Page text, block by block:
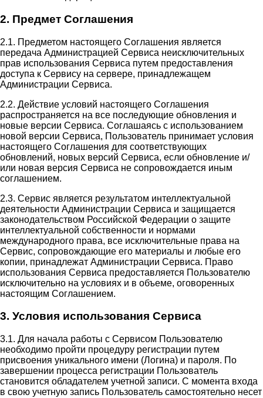
2. Предмет Соглашения
2.1. Предметом настоящего Соглашения является
передача Администрацией Сервиса неисключительных
прав использования Сервиса путем предоставления
доступа к Сервису на сервере, принадлежащем
Администрации Сервиса.
2.2. Действие условий настоящего Соглашения
распространяется на все последующие обновления и
новые версии Сервиса. Соглашаясь с использованием
новой версии Сервиса, Пользователь принимает условия
настоящего Соглашения для соответствующих
обновлений, новых версий Сервиса, если обновление и/
или новая версия Сервиса не сопровождается иным
соглашением.
2.3. Сервис является результатом интеллектуальной
деятельности Администрации Сервиса и защищается
законодательством Российской Федерации о защите
интеллектуальной собственности и нормами
международного права, все исключительные права на
Сервис, сопровождающие его материалы и любые его
копии, принадлежат Администрации Сервиса. Право
использования Сервиса предоставляется Пользователю
исключительно на условиях и в объеме, оговоренных
настоящим Соглашением.
3. Условия использования Сервиса
3.1. Для начала работы с Сервисом Пользователю
необходимо пройти процедуру регистрации путем
присвоения уникального имени (Логина) и пароля. По
завершении процесса регистрации Пользователь
становится обладателем учетной записи. С момента входа
в свою учетную запись Пользователь самостоятельно несет